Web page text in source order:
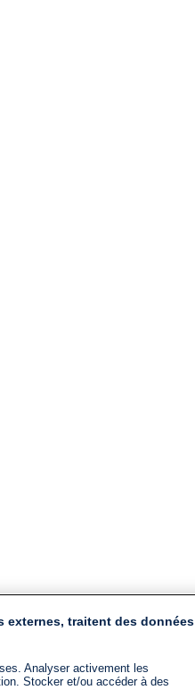
externes, traitent des données
Analyser activement les
Stocker et/ou accéder à des